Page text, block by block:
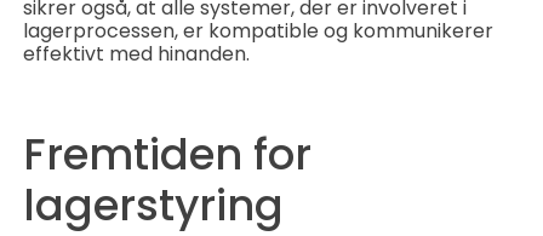
sikrer også, at alle systemer, der er involveret i
lagerprocessen, er kompatible og kommunikerer
effektivt med hinanden.
Fremtiden for
lagerstyring